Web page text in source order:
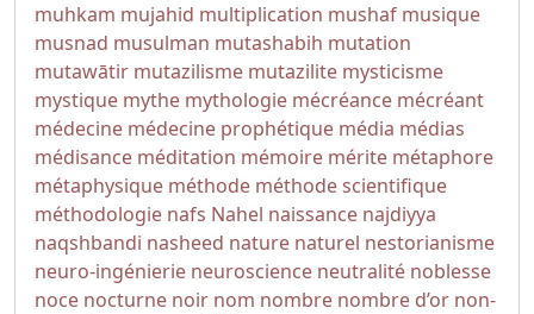
muhkam mujahid multiplication mushaf musique
musnad musulman mutashabih mutation
mutawātir mutazilisme mutazilite mysticisme
mystique mythe mythologie mécréance mécréant
médecine médecine prophétique média médias
médisance méditation mémoire mérite métaphore
métaphysique méthode méthode scientifique
méthodologie nafs Nahel naissance najdiyya
naqshbandi nasheed nature naturel nestorianisme
neuro-ingénierie neuroscience neutralité noblesse
noce nocturne noir nom nombre nombre d’or non-